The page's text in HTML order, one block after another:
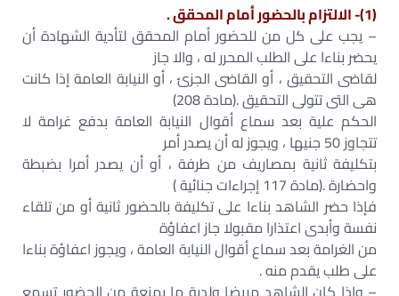
(1)- الالتزام بالحضور أمام المحقق .
– يجب على كل من للحضور أمام المحقق لتأدية الشهادة أن
يحضر بناءا على الطلب المحرر له ، والا جاز
لقاضى التحقيق ، أو القاضى الجزئ ، أو النيابة العامة إذا كانت
هى التى تتولى التحقيق .(مادة 208)
الحكم علية بعد سماع أقوال النيابة العامة بدفع غرامة لا
تتجاوز 50 جنيها ، ويجوز له أن يصدر أمر
بتكليفة ثانية بمصاريف من طرفة ، أو أن يصدر أمرا بضبطة
واحضارة .(مادة 117 إجراءات جنائية )
فإذا حضر الشاهد بناءا على تكليفة بالحضور ثانية أو من تلقاء
نفسة وأبدى اعتذارا مقبولا جاز اعفاؤة
من الغرامة بعد سماع أقوال النيابة العامة ، ويجوز اعفاؤة بناءا
على طلب يقدم منه .